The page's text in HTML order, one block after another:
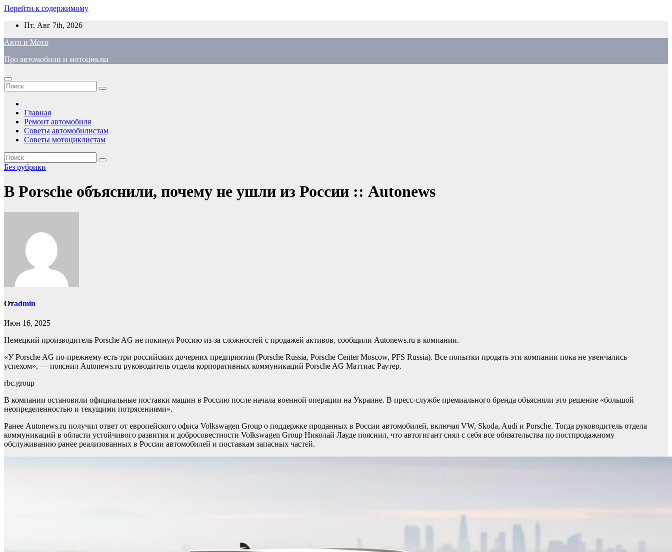
Перейти к содержимому
Пт. Авг 7th, 2026
Авто и Мото
Про автомобили и мотоциклы
Главная
Ремонт автомобиля
Советы автомобилистам
Советы мотоциклистам
Без рубрики
В Porsche объяснили, почему не ушли из России :: Autonews
Отadmin
Июн 16, 2025
Немецкий производитель Porsche AG не покинул Россию из-за сложностей с продажей активов, сообщили Autonews.ru в компании.
«У Porsche AG по-прежнему есть три российских дочерних предприятия (Porsche Russia, Porsche Center Moscow, PFS Russia). Все попытки продать эти компании пока не увенчались
успехом», — пояснил Autonews.ru руководитель отдела корпоративных коммуникаций Porsche AG Маттиас Раутер.
rbc.group
В компании остановили официальные поставки машин в Россию после начала военной операции на Украине. В пресс-службе премиального бренда объясняли это решение «большой
неопределенностью и текущими потрясениями».
Ранее Autonews.ru получил ответ от европейского офиса Volkswagen Group о поддержке проданных в России автомобилей, включая VW, Skoda, Audi и Porsche. Тогда руководитель отдела
коммуникаций в области устойчивого развития и добросовестности Volkswagen Group Николай Лауде пояснил, что автогигант снял с себя все обязательства по постпродажному
обслуживанию ранее реализованных в России автомобилей и поставкам запасных частей.